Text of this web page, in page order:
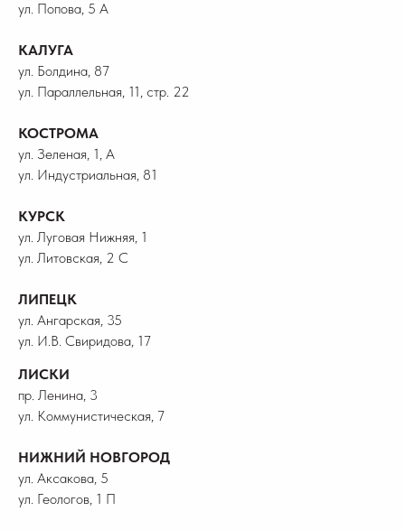
ул. Попова, 5 А
КАЛУГА
ул. Болдина, 87
ул. Параллельная, 11, стр. 22
КОСТРОМА
ул. Зеленая, 1, А
ул. Индустриальная, 81
КУРСК
ул. Луговая Нижняя, 1
ул. Литовская, 2 С
ЛИПЕЦК
ул. Ангарская, 35
ул. И.В. Свиридова, 17
ЛИСКИ
пр. Ленина, 3
ул. Коммунистическая, 7
НИЖНИЙ НОВГОРОД
ул. Аксакова, 5
ул. Геологов, 1 П